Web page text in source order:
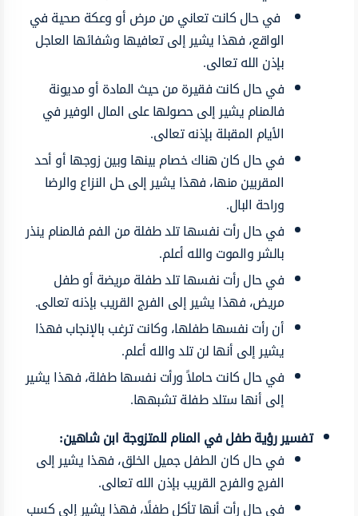
في حال كانت تعاني من مرض أو وعكة صحية في
الواقع، فهذا يشير إلى تعافيها وشفائها العاجل
بإذن الله تعالى.
في حال كانت فقيرة من حيث المادة أو مديونة
فالمنام يشير إلى حصولها على المال الوفير في
الأيام المقبلة بإذنه تعالى.
في حال كان هناك خصام بينها وبين زوجها أو أحد
المقربين منها، فهذا يشير إلى حل النزاع والرضا
وراحة البال.
في حال رأت نفسها تلد طفلة من الفم فالمنام ينذر
بالشر والموت والله أعلم.
في حال رأت نفسها تلد طفلة مريضة أو طفل
مريض، فهذا يشير إلى الفرج القريب بإذنه تعالى.
أن رأت نفسها طفلها، وكانت ترغب بالإنجاب فهذا
يشير إلى أنها لن تلد والله أعلم.
في حال كانت حاملاً ورأت نفسها طفلة، فهذا يشير
إلى أنها ستلد طفلة تشبهها.
تفسير رؤية طفل في المنام للمتزوجة ابن شاهين:
في حال كان الطفل جميل الخلق، فهذا يشير إلى
الفرج والفرح القريب بإذن الله تعالى.
في حال رأت أنها تأكل طفلًا، فهذا يشير إلى كسب